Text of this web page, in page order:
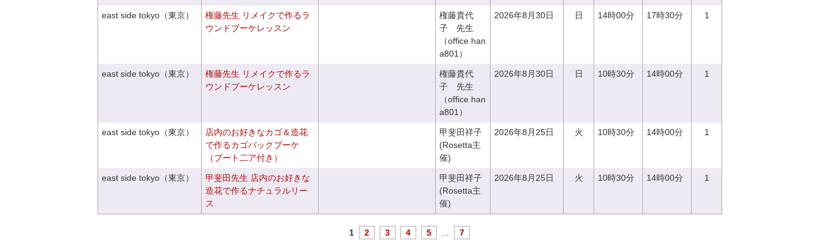
east side tokyo（東京）
権藤先生 リメイクで作るラ
ウンドブーケレッスン
権藤貴代
子 先生
（office han
a801）
2026年8月30日 日 14時00分 17時30分 1
east side tokyo（東京）
権藤先生 リメイクで作るラ
ウンドブーケレッスン
権藤貴代
子 先生
（office han
a801）
2026年8月30日 日 10時30分 14時00分 1
east side tokyo（東京）
店内のお好きなカゴ＆造花
で作るカゴバックブーケ
（ブート二ア付き）
甲斐田祥子
(Rosetta主
催)
2026年8月25日 火 10時30分 14時00分 1
east side tokyo（東京）
甲斐田先生 店内のお好きな
造花で作るナチュラルリー
ス
甲斐田祥子
(Rosetta主
催)
2026年8月25日 火 10時30分 14時00分 1
1 2 3 4 5 7